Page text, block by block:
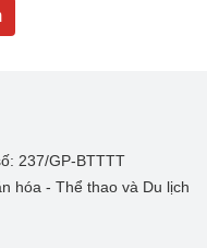
237/GP-BTTTT
hóa - Thể thao và Du lịch